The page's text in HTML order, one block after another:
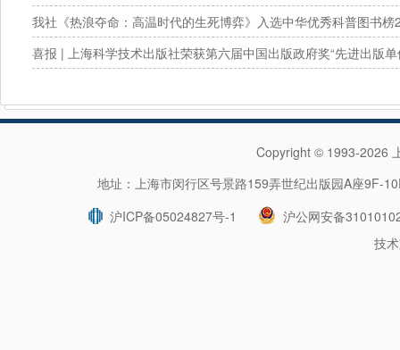
我社《热浪夺命：高温时代的生死博弈》入选中华优秀科普图书榜
年度提名图书！
喜报 | 上海科学技术出版社荣获第六届中国出版政府奖“先进出版单
Copyright © 1993-2026
地址：上海市闵行区号景路159弄世纪出版园A座
沪ICP备05024827号-1
沪公网安备
技